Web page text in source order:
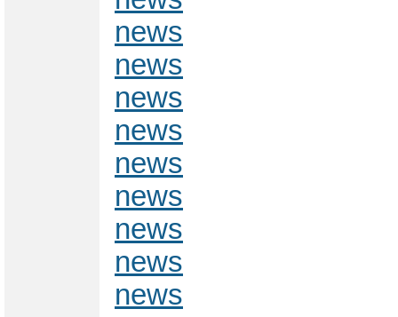
news
news
news
news
news
news
news
news
news